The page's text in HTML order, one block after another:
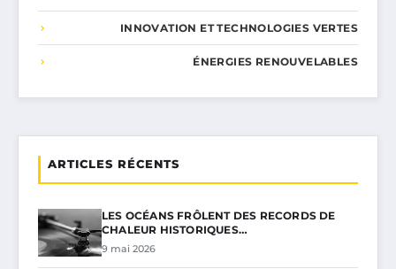
INNOVATION ET TECHNOLOGIES VERTES
ÉNERGIES RENOUVELABLES
ARTICLES RÉCENTS
LES OCÉANS FRÔLENT DES RECORDS DE
CHALEUR HISTORIQUES…
9 mai 2026